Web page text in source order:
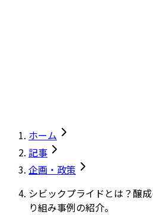
ホーム
記事
企画・政策
シビックプライドとは？醸
り組み事例の紹介。